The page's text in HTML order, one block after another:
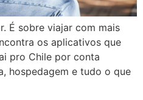
É sobre viajar com mais
os aplicativos que
pro Chile por conta
hospedagem e tudo o que